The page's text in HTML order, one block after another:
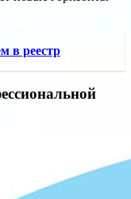
в реестр